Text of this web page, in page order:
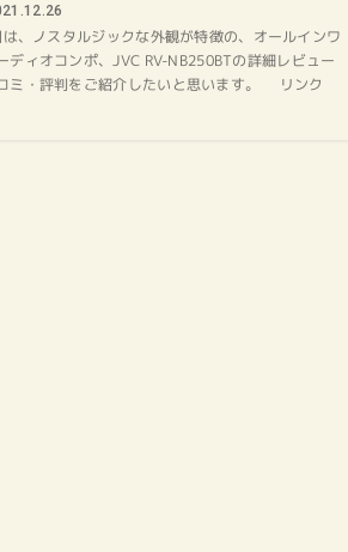
、ノスタルジックな外観が特徴の、オールインワ
ディオコンポ、JVC RV-NB250BTの詳細レビュー
ミ・評判をご紹介したいと思います。 リンク